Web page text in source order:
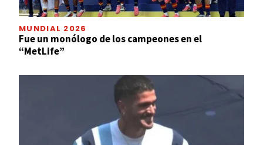
MUNDIAL 2026
Fue un monólogo de los campeones en el
“MetLife”